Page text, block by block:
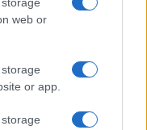
web or
or app.
controlli,